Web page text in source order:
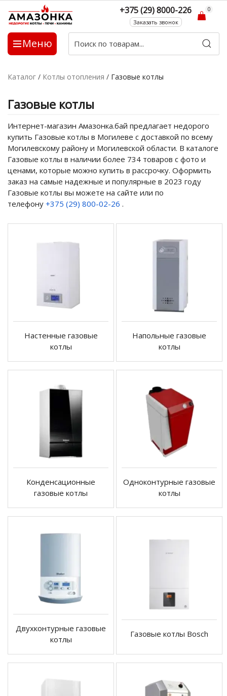
Меню
+375 (29) 8000-226
Заказать звонок
0
Каталог / Котлы отопления / Газовые котлы
Газовые котлы
Интернет-магазин Амазонка.бай предлагает недорого
купить Газовые котлы в Могилеве с доставкой по всему
Могилевскому району и Могилевской области. В каталоге
Газовые котлы в наличии более 734 товаров с фото и
ценами, которые можно купить в рассрочку. Оформить
заказ на самые надежные и популярные в 2023 году
Газовые котлы вы можете на сайте или по
телефону +375 (29) 800-02-26 .
Настенные газовые
котлы
Напольные газовые
котлы
Конденсационные
газовые котлы
Одноконтурные газовые
котлы
Двухконтурные газовые
котлы
Газовые котлы Bosch